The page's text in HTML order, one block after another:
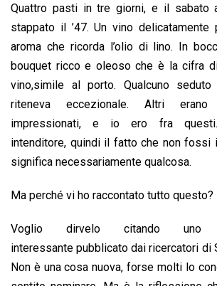
Quattro pasti in tre giorni, e il sabato
stappato il ’47. Un vino delicatamente
aroma che ricorda l’olio di lino. In
bouquet ricco e oleoso che è la cifra
vino,simile al porto. Qualcuno
riteneva eccezionale. Altri
impressionati, e io ero fra
intenditore, quindi il fatto che non fossi
significa necessariamente qualcosa.
Ma perché vi ho raccontato tutto questo?
Voglio dirvelo citando uno
interessante pubblicato dai ricercatori di
Non è una cosa nuova, forse molti lo